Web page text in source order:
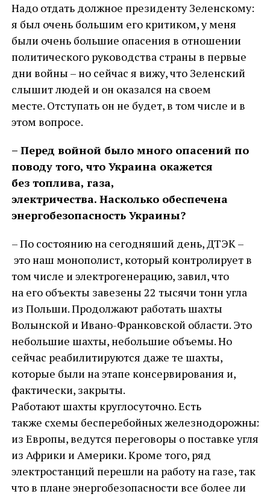
Надо отдать должное президенту Зеленскому:
я был очень большим его критиком, у меня
были очень большие опасения в отношении
политического руководства страны в первые
дни войны – но сейчас я вижу, что Зеленский
слышит людей и он оказался на своем
месте. Отступать он не будет, в том числе и в
этом вопросе.
– Перед войной было много опасений по
поводу того, что Украина окажется
без топлива, газа,
электричества. Насколько обеспечена
энергобезопасность Украины?
– По состоянию на сегодняший день, ДТЭК –
это наш монополист, который контролирует в
том числе и электрогенерацию, завил, что
на его объекты завезены 22 тысячи тонн угла
из Польши. Продолжают работать шахты
Волынской и Ивано-Франковской области. Это
небольшие шахты, небольшие объемы. Но
сейчас реабилитируются даже те шахты,
которые были на этапе консервирования и,
фактически, закрыты.
Работают шахты круглосуточно. Есть
также схемы бесперебойных железнодорожных
из Европы, ведутся переговоры о поставке угля
из Африки и Америки. Кроме того, ряд
электростанций перешли на работу на газе, так
что в плане энергобезопасности все более ли